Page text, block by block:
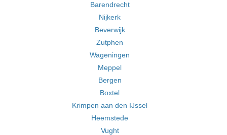
Barendrecht
Nijkerk
Beverwijk
Zutphen
Wageningen
Meppel
Bergen
Boxtel
Krimpen aan den IJssel
Heemstede
Vught